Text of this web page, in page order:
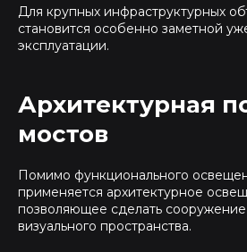
Для крупных инфраструктурных
становится особенно заметной
эксплуатации.
Архитектурная
мостов
Помимо функционального
применяется архитектурное
позволяющее сделать сооружение
визуального пространства.